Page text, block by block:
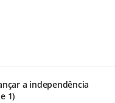
a independência
1)